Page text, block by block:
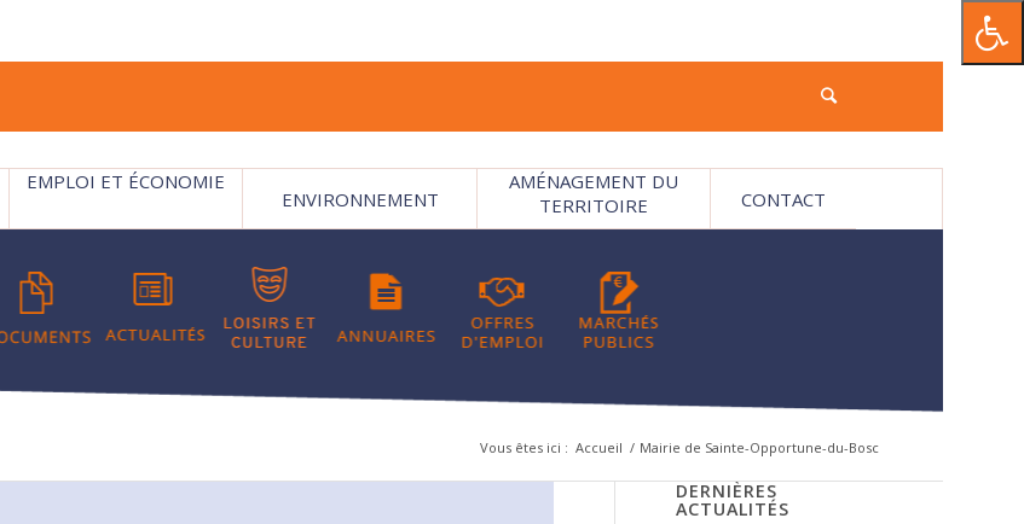
EMPLOI ET ÉCONOMIE
ENVIRONNEMENT
AMÉNAGEMENT DU
TERRITOIRE
CONTACT
Vous êtes ici : Accueil / Mairie de Sainte-Opportune-du-Bosc
DERNIÈRES
ACTUALITÉS